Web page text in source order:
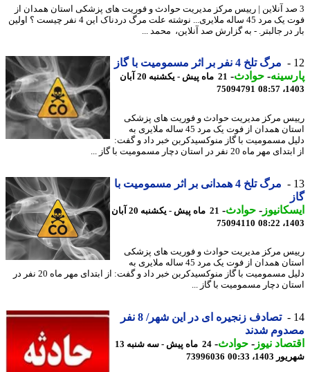
آنلاین | رییس مرکز مدیریت حوادث و فوریت های پزشکی استان همدان از
فوت یک مرد 45 ساله ملایری... نوشته علت مرگ دردناک این 4 نفر چیست ؟ اولین
در جالبتر. - به گزارش صد آنلاین، محمد ...
مرگ تلخ 4 نفر بر اثر مسمومیت با گاز
-حوادث -
21 ماه پیش - یکشنبه 20 آبان
75094791
مرکز مدیریت حوادث و فوریت های پزشکی
استان همدان از فوت یک مرد 45 ساله ملایری به
مسمومیت با گاز منوکسیدکربن خبر داد و گفت:
ماه 20 نفر در استان دچار مسمومیت با گاز ...
مرگ تلخ 4 همدانی بر اثر مسمومیت با
-حوادث -
21 ماه پیش - یکشنبه 20 آبان
75094110
مرکز مدیریت حوادث و فوریت های پزشکی
استان همدان از فوت یک مرد 45 ساله ملایری به
دلیل مسمومیت با گاز منوکسیدکربن خبر داد و گفت: از ابتدای مهر ماه 20 نفر در
دچار مسمومیت با گاز ...
تصادف زنجیره ای در این شهر/ 8 نفر
شدند
نیوز-حوادث -
24 ماه پیش - سه شنبه 13
00:33
73996036